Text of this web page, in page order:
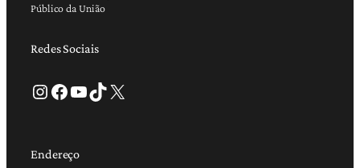
Público da União
Redes Sociais
Instagram Facebook Youtube TikTok X
Endereço